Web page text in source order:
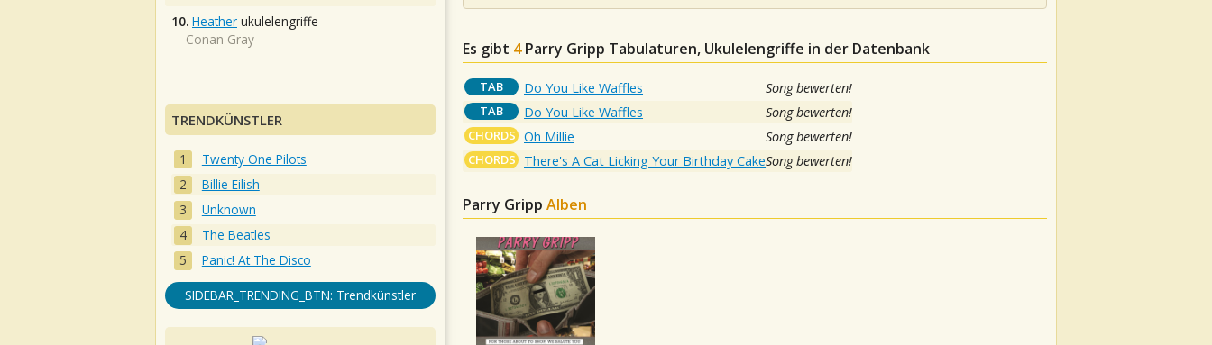
Es gibt 4 Parry Gripp Tabulaturen, Ukulelengriffe in der Datenbank
TAB Do You Like Waffles Song bewerten!
TAB Do You Like Waffles Song bewerten!
CHORDS Oh Millie Song bewerten!
CHORDS There's A Cat Licking Your Birthday CakeSong bewerten!
Parry Gripp Alben
10. Heather ukulelengriffe
Conan Gray
TRENDKÜNSTLER
Twenty One Pilots
Billie Eilish
Unknown
The Beatles
Panic! At The Disco
SIDEBAR_TRENDING_BTN: Trendkünstler